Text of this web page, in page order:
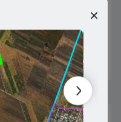
Favorite